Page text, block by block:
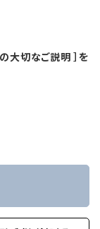
大切なご説明 ］を